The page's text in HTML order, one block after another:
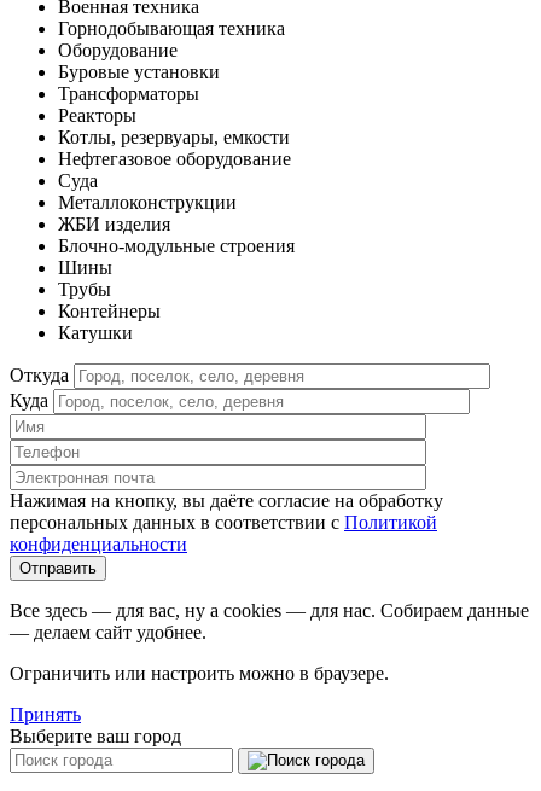
Военная техника
Горнодобывающая техника
Оборудование
Буровые установки
Трансформаторы
Реакторы
Котлы, резервуары, емкости
Нефтегазовое оборудование
Cуда
Металлоконструкции
ЖБИ изделия
Блочно-модульные строения
Шины
Трубы
Контейнеры
Катушки
Откуда
Куда
Нажимая на кнопку, вы даёте согласие на обработку
персональных данных в соответствии c Политикой
конфиденциальности
Все здесь — для вас, ну а cookies — для нас. Собираем данные
— делаем сайт удобнее.
Ограничить или настроить можно в браузере.
Принять
Выберите ваш город